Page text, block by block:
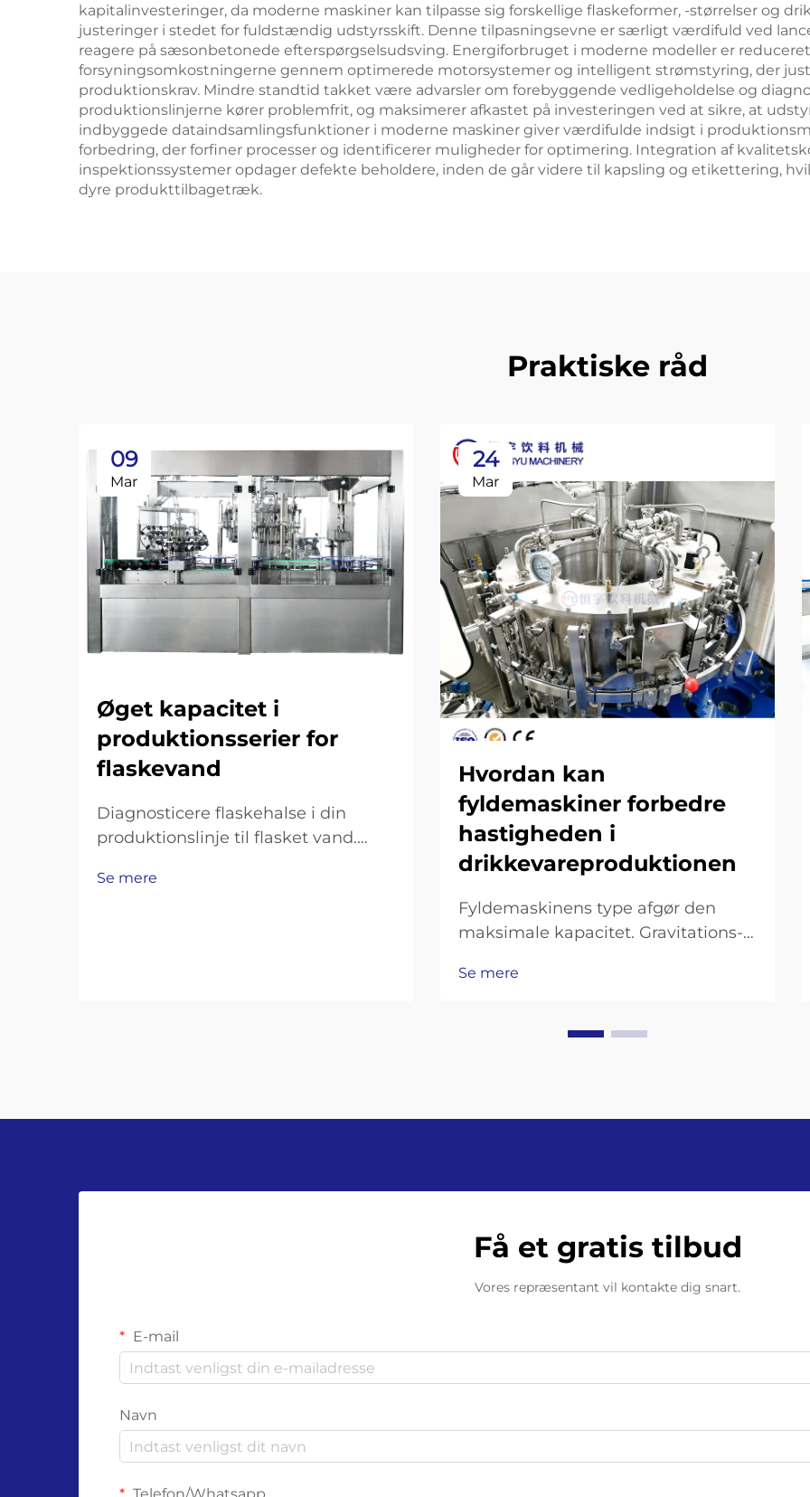
kapitalinvesteringer, da moderne maskiner kan tilpasse sig forskellige flaskeformer, -størrelser og
justeringer i stedet for fuldstændig udstyrsskift. Denne tilpasningsevne er særligt værdifuld ved
reagere på sæsonbetonede efterspørgselsudsving. Energiforbruget i moderne modeller er
forsyningsomkostningerne gennem optimerede motorsystemer og intelligent strømstyring, der
produktionskrav. Mindre standtid takket være advarsler om forebyggende vedligeholdelse og
produktionslinjerne kører problemfrit, og maksimerer afkastet på investeringen ved at sikre, at
indbyggede dataindsamlingsfunktioner i moderne maskiner giver værdifulde indsigt i
forbedring, der forfiner processer og identificerer muligheder for optimering. Integration af
inspektionssystemer opdager defekte beholdere, inden de går videre til kapsling og etikettering,
dyre produkttilbagetræk.
Praktiske råd
09
Mar
Øget kapacitet i
produktionsserier for
flaskevand
Diagnosticere flaskehalse i din
produktionslinje til flasket vand.
gennemløbsmængdeunderskud:
Se mere
24
Mar
Hvordan kan
fyldemaskiner forbedre
hastigheden i
drikkevareproduktionen
Fyldemaskinens type afgør den
maksimale kapacitet. Gravitations-,
Kompromis mellem hastighed og
Gravitationsfyldemaskiner fungerer
Se mere
Få et gratis tilbud
Vores repræsentant vil kontakte dig snart.
E-mail
Navn